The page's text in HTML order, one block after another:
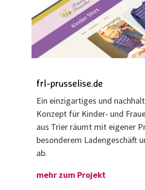
frl-prusselise.de
Ein einzigartiges und
Konzept für Kinder- und
aus Trier räumt mit eigener
besonderem Ladengeschäft
ab.
mehr zum Projekt